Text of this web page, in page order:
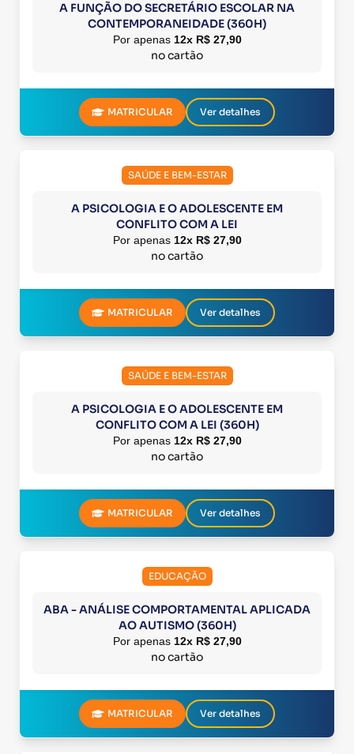
A FUNÇÃO DO SECRETÁRIO ESCOLAR NA
CONTEMPORANEIDADE (360H)
Por apenas 12x R$ 27,90
no cartão
MATRICULAR Ver detalhes
SAÚDE E BEM-ESTAR
A PSICOLOGIA E O ADOLESCENTE EM
CONFLITO COM A LEI
Por apenas 12x R$ 27,90
no cartão
MATRICULAR Ver detalhes
SAÚDE E BEM-ESTAR
A PSICOLOGIA E O ADOLESCENTE EM
CONFLITO COM A LEI (360H)
Por apenas 12x R$ 27,90
no cartão
MATRICULAR Ver detalhes
EDUCAÇÃO
ABA - ANÁLISE COMPORTAMENTAL APLICADA
AO AUTISMO (360H)
Por apenas 12x R$ 27,90
no cartão
MATRICULAR Ver detalhes